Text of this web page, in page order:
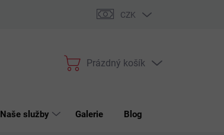
Podmínky ochrany osobních údajů
CZK
Nákupní
Prázdný košík
Naše služby Galerie Blog